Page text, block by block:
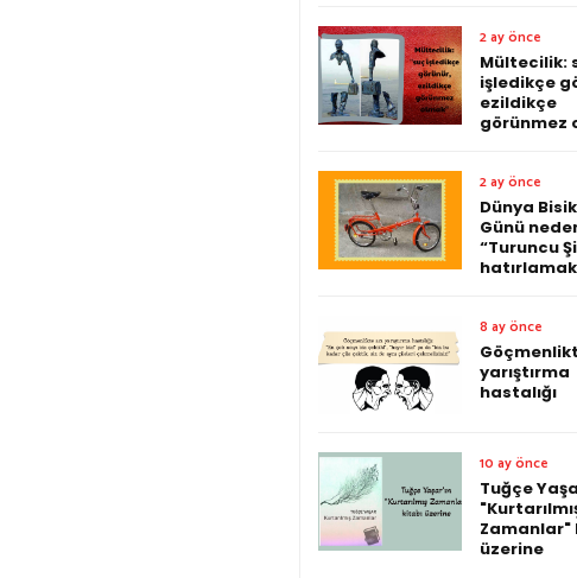
2 ay önce
Mültecilik:
işledikçe
ezildikçe
görünmez
2 ay önce
Dünya
Günü
“Turuncu
hatırlamak
8 ay önce
yarıştırma
hastalığı
10 ay önce
Tuğçe
Zamanlar"
üzerine